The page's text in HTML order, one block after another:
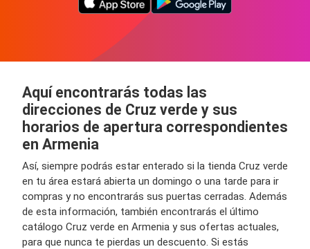
Aquí encontrarás todas las
direcciones de Cruz verde y sus
horarios de apertura correspondientes
en Armenia
Así, siempre podrás estar enterado si la tienda Cruz verde
en tu área estará abierta un domingo o una tarde para ir
compras y no encontrarás sus puertas cerradas. Además
de esta información, también encontrarás el último
catálogo Cruz verde en Armenia y sus ofertas actuales,
para que nunca te pierdas un descuento. Si estás